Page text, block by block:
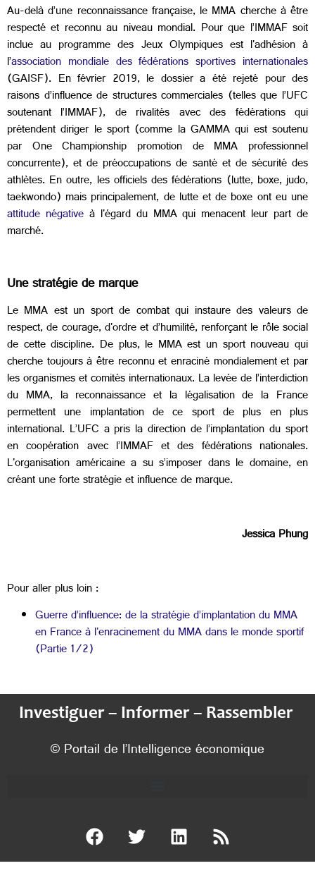
Au-delà d’une reconnaissance française, le MMA cherche à être
respecté et reconnu au niveau mondial. Pour que l’IMMAF soit
inclue au programme des Jeux Olympiques est l'adhésion à
l’association mondiale des fédérations sportives internationales
(GAISF). En février 2019, le dossier a été rejeté pour des
raisons d’influence de structures commerciales (telles que l’UFC
soutenant l’IMMAF), de rivalités avec des fédérations qui
prétendent diriger le sport (comme la GAMMA qui est soutenu
par One Championship promotion de MMA professionnel
concurrente), et de préoccupations de santé et de sécurité des
athlètes. En outre, les officiels des fédérations (lutte, boxe, judo,
taekwondo) mais principalement, de lutte et de boxe ont eu une
attitude négativeà l'égard du MMA qui menacent leur part de
marché.
Une stratégie de marque
Le MMA est un sport de combat qui instaure des valeurs de
respect, de courage, d'ordre et d’humilité, renforçant le rôle social
de cette discipline. De plus, le MMA est un sport nouveau qui
cherche toujours à être reconnu et enraciné mondialement et par
les organismes et comités internationaux. La levée de l’interdiction
du MMA, la reconnaissance et la légalisation de la France
permettent une implantation de ce sport de plus en plus
international. L’UFC a pris la direction de l’implantation du sport
en coopération avec l’IMMAF et des fédérations nationales.
L'organisation américaine a su s’imposer dans le domaine, en
créant une forte stratégie et influence de marque.
Jessica Phung
Pour aller plus loin :
Guerre d’influence: de la stratégie d’implantation du MMA
en France à l'enracinement du MMA dans le monde sportif
(Partie 1/2)
Investiguer – Informer – Rassembler
© Portail de l’Intelligence économique